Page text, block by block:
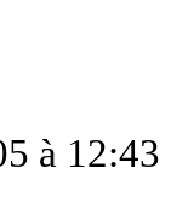
à 12:43